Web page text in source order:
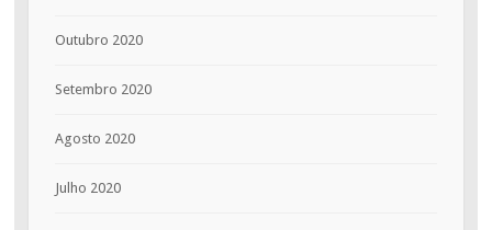
Outubro 2020
Setembro 2020
Agosto 2020
Julho 2020